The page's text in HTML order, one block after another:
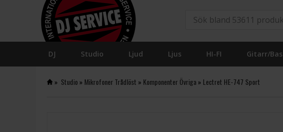
DJ Studio Ljud Ljus HI-FI Gitarr/Bas
» Studio» Mikrofoner Trådlöst » Komponenter Övriga» Lectret HE-747 Sport